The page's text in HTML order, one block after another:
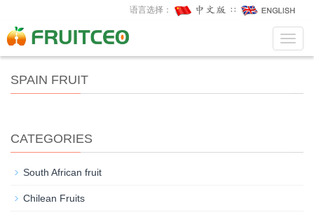
语言选择： ∷
SPAIN FRUIT
CATEGORIES
South African fruit
Chilean Fruits